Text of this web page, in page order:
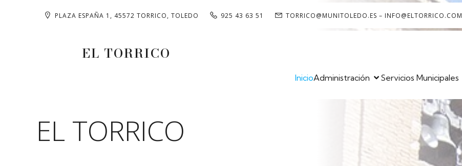
PLAZA ESPAÑA 1, 45572 TORRICO, TOLEDO 925 43 63 51 TORRICO@MUNITOLEDO.ES – INFO@ELTORRICO.COM
EL TORRICO
InicioAdministración Servicios Municipales
EL TORRICO